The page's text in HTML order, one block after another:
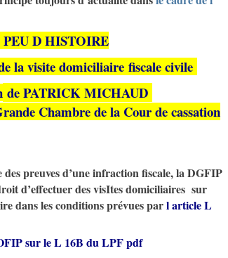
PEU D HISTOIRE
la visite domiciliaire fiscale civile
de PATRICK MICHAUD
Chambre de la Cour de cassation
preuves d’une infraction fiscale, la DGFIP
d’effectuer des visItes domiciliaires sur
dans les conditions prévues parl article L
sur le L 16B du LPF pdf